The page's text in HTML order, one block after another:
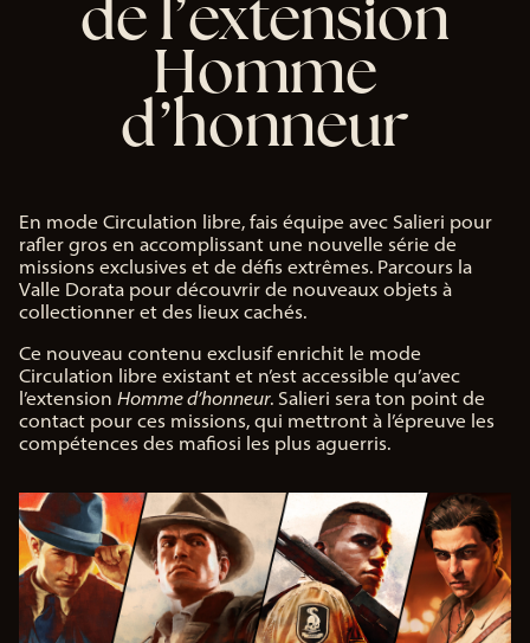
de l’extension
Homme
d’honneur
En mode Circulation libre, fais équipe avec Salieri pour
rafler gros en accomplissant une nouvelle série de
missions exclusives et de défis extrêmes. Parcours la
Valle Dorata pour découvrir de nouveaux objets à
collectionner et des lieux cachés.
Ce nouveau contenu exclusif enrichit le mode
Circulation libre existant et n’est accessible qu’avec
l’extension Homme d’honneur. Salieri sera ton point de
contact pour ces missions, qui mettront à l’épreuve les
compétences des mafiosi les plus aguerris.